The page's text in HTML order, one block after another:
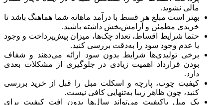
مالی نشوید.
بهتر است مبلغ هر قسط با درآمد ماهانه شما هماهنگ باشد تا
خریدی مطمئن و آرامش‌بخش داشته باشید.
حتما شرایط اقساط، تعداد چک‌ها، میزان پیش‌پرداخت و وجود
یا عدم وجود سود را به‌دقت بررسی کنید.
برخی تولیدی‌ها شرایط بدون سود ارائه می‌دهند و شفاف
بودن قرارداد اهمیت زیادی در جلوگیری از مشکلات بعدی
دارد.
کیفیت چوب، پارچه و اسکلت مبل را قبل از خرید بررسی
کنید، چون ظاهر زیبا به‌تنهایی کافی نیست.
یک مبل باکیفیت می‌تواند سال‌ها بدون افت کیفیت برای